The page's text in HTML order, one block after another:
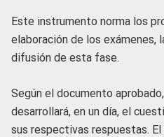
Este instrumento norma los
elaboración de los exámenes,
difusión de esta fase.
Según el documento
desarrollará, en un día, el
sus respectivas respuestas.